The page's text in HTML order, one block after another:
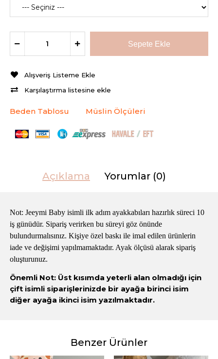
Alışveriş Listeme Ekle
Karşılaştırma listesine ekle
Beden Tablosu Müslin Ölçüleri
Açıklama Yorumlar (0)
Not: Jeeymi Baby isimli ilk adım ayakkabıları hazırlık süreci 10
iş günüdür. Sipariş verirken bu süreyi göz önünde
bulundurmalısınız. Kişiye özel baskı ile imal edilen ürünlerin
iade ve değişimi yapılmamaktadır. Ayak ölçüsü alarak sipariş
oluşturunuz.
Önemli Not: Üst kısımda yeterli alan olmadığı için
çift isimli siparişlerinizde bir ayağa birinci isim
diğer ayağa ikinci isim yazılmaktadır.
Benzer Ürünler